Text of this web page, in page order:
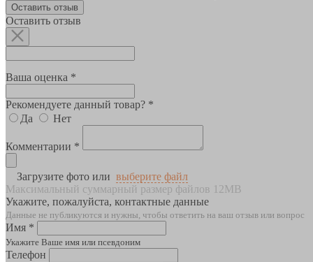
Оставить отзыв
Оставить отзыв
Ваша оценка *
Рекомендуете данный товар? *
Да
Нет
Комментарии *
Загрузите фото или выберите файл
Максимальный суммарный размер файлов 12MB
Укажите, пожалуйста, контактные данные
Данные не публикуются и нужны, чтобы ответить на ваш отзыв или вопрос
Имя *
Укажите Ваше имя или псевдоним
Телефон